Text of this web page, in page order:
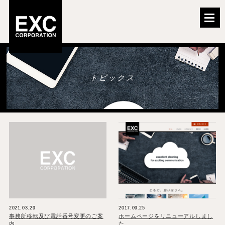
トピックス
2021.03.29
事務所移転及び電話番号変更のご案
内
2017.09.25
ホームページをリニューアルしまし
た